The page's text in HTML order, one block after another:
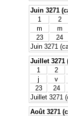
Juin 3271
1
2
m
m
23
24
Juin 3271
Juillet 3271
1
2
j
v
23
24
Juillet 3271
Août 3271